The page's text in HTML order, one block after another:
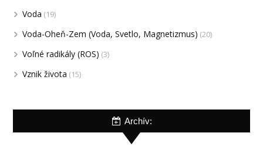
Voda (19)
Voda-Oheň-Zem (Voda, Svetlo, Magnetizmus) (20)
Voľné radikály (ROS) (3)
Vznik života (15)
Archív: